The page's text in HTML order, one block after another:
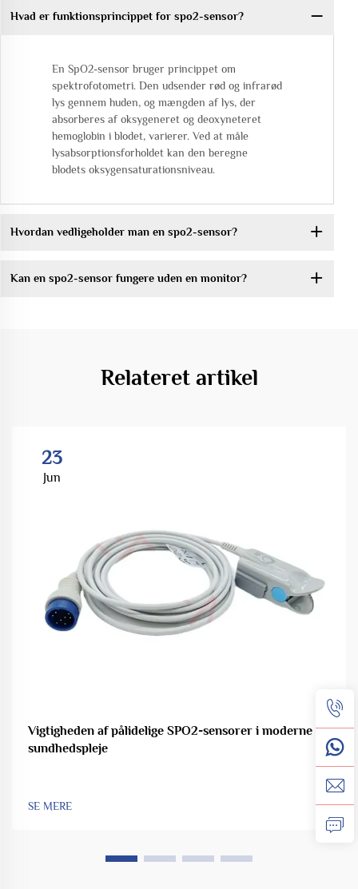
Hvad er funktionsprincippet for spo2-sensor?
En SpO2-sensor bruger princippet om
spektrofotometri. Den udsender rød og infrarød
lys gennem huden, og mængden af lys, der
absorberes af oksygeneret og deoxyneteret
hemoglobin i blodet, varierer. Ved at måle
lysabsorptionsforholdet kan den beregne
blodets oksygensaturationsniveau.
Hvordan vedligeholder man en spo2-sensor?
Kan en spo2-sensor fungere uden en monitor?
Relateret artikel
23
Jun
Vigtigheden af pålidelige SPO2-sensorer i moderne
sundhedspleje
SE MERE